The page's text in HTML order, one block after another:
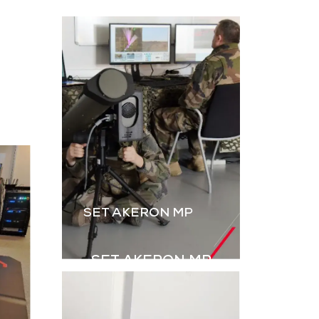
la
simulation est
essentielle. Le B2M-GR
de GDI Simulation,
enrichi par l’intégration
des grenades,
renforce le réalisme
des exercices Live.
Télécharger la
plaquette
SET AKERON MP
SET AKERON MP
pour l’entraînement